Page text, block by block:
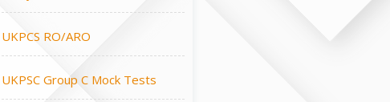
UKPCS RO/ARO
UKPSC Group C Mock Tests